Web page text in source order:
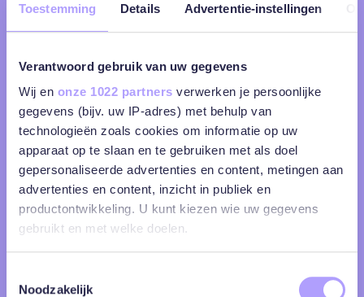
Toestemming Details Advertentie-instellingen
Verantwoord gebruik van uw gegevens
Wij en onze 1022 partners verwerken je persoonlijke
gegevens (bijv. uw IP-adres) met behulp van
technologieën zoals cookies om informatie op uw
apparaat op te slaan en te gebruiken met als doel
gepersonaliseerde advertenties en content, metingen aan
advertenties en content, inzicht in publiek en
productontwikkeling. U kunt kiezen wie uw gegevens
gebruikt en met welke doelen.
Informatie verzamelen over uw geografische
Noodzakelijk